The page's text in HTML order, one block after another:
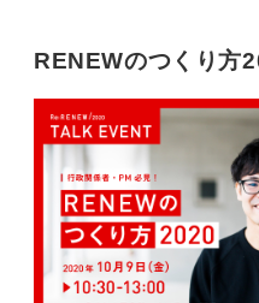
RENEWのつくり方